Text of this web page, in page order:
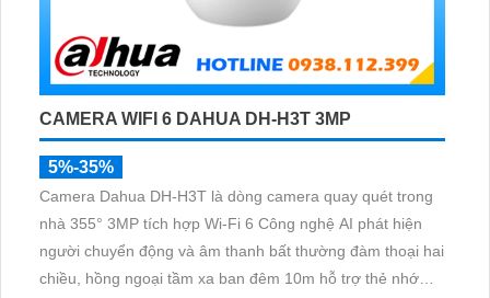
CAMERA WIFI 6 DAHUA DH-H3T 3MP
5%-35%
Camera Dahua DH-H3T là dòng camera quay quét trong
nhà 355° 3MP tích hợp Wi-Fi 6 Công nghệ AI phát hiện
người chuyển động và âm thanh bất thường đàm thoại hai
chiều, hồng ngoại tầm xa ban đêm 10m hỗ trợ thẻ nhớ